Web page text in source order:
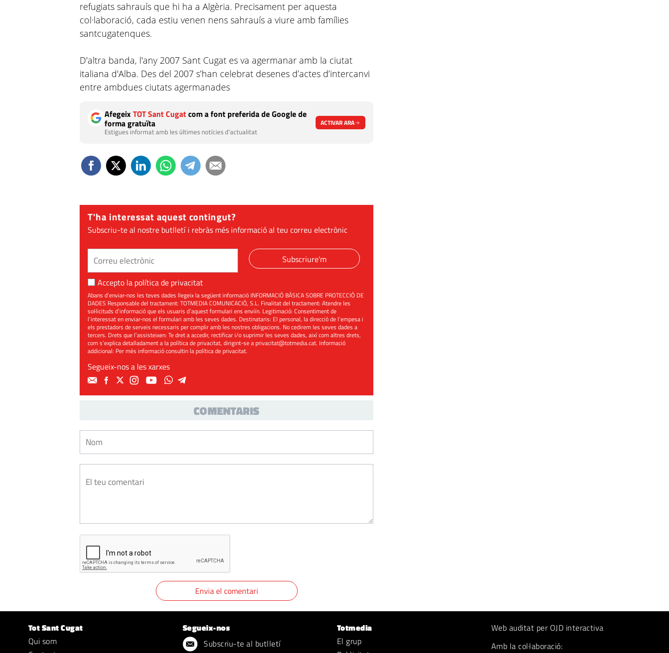
refugiats sahrauís que hi ha a Algèria. Precisament per aquesta
col·laboració, cada estiu venen nens sahrauís a viure amb famílies
santcugatenques.
D'altra banda, l'any 2007 Sant Cugat es va agermanar amb la ciutat
italiana d'Alba. Des del 2007 s’han celebrat desenes d’actes d’intercanvi
entre ambdues ciutats agermanades
AfegeixTOT Sant Cugatcom a font preferida de Google de
forma gratuïta
Estigues informat amb les últimes notícies d'actualitat
ACTIVAR ARA
T'ha interessat aquest contingut?
Subscriu-te al nostre butlletí i rebràs més informació al teu correu electrònic
Subscriure'm
Accepto la política de privacitat
Abans d’enviar-nos les teves dades llegeix la següent informació INFORMACIÓ BÀSICA SOBRE PROTECCIÓ DE
DADES Responsable del tractament: TOTMEDIA COMUNICACIÓ, S.L. Finalitat del tractament: Atendre les
sol·licituds d’informació que els usuaris d’aquest formulari ens enviïn. Legitimació: Consentiment de
l’interessat en enviar-nos el formulari amb les seves dades. Destinataris: El personal, la direcció de l’empesa i
els prestadors de serveis necessaris per complir amb les nostres obligacions. No cedirem les seves dades a
tercers. Drets que l’assisteixen: Te dret a accedir, rectificar i/o suprimir les seves dades, així com altres drets,
com s’explica detalladament a la política de privacitat, dirigint-se aprivacitat@totmedia.cat. Informació
addicional: Per més informació consultin lapolítica de privacitat.
Segueix-nos a les xarxes
COMENTARIS
Tot Sant Cugat
Qui som
Segueix-nos
Subscriu-te al butlletí
Totmedia
El grup
Web auditat per OJD interactiva
Amb la col·laboració: